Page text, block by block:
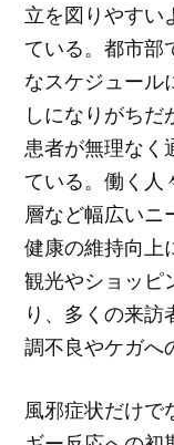
立を図りやすい
ている。都市部
なスケジュール
しになりがち
患者が無理なく
ている。働く人
層など幅広いニ
健康の維持向上
観光やショッピ
り、多くの来
調不良やケガへ
風邪症状だけで